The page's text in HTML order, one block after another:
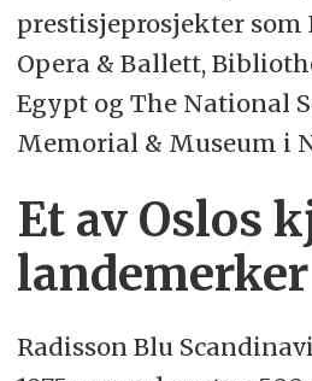
prestisjeprosjekter som
Opera & Ballett,
Egypt og The National
Memorial & Museum i
Et av Oslos
landemerker
Radisson Blu